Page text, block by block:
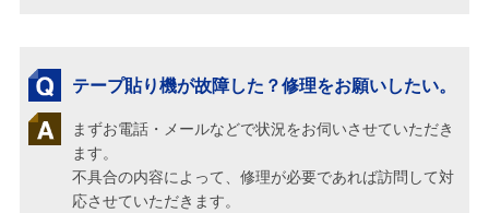
テープ貼り機が故障した？修理をお願いしたい。
まずお電話・メールなどで状況をお伺いさせていただき
ます。
不具合の内容によって、修理が必要であれば訪問して対
応させていただきます。